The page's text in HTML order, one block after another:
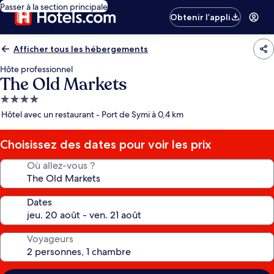
Passer à la section principale
Obtenir l’appli
Afficher tous les hébergements
Hôte professionnel
The Old Markets
Hébergement
4.0 étoiles
Hôtel avec un restaurant - Port de Symi à 0,4 km
Choisissez des dates pour voir les prix
Où allez-vous ?
Dates
Voyageurs